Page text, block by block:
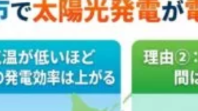
の補助金
施工事例：電気代がこう変わった
市のO様邸（4人家族・築15年）
陽光発電を導入すると、電気代は何年